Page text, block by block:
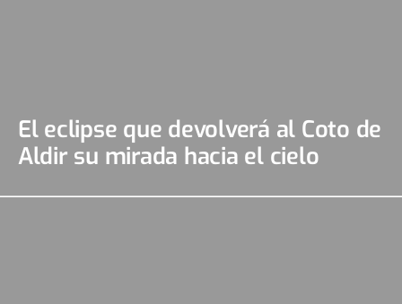
El eclipse que devolverá al Coto de
Aldir su mirada hacia el cielo